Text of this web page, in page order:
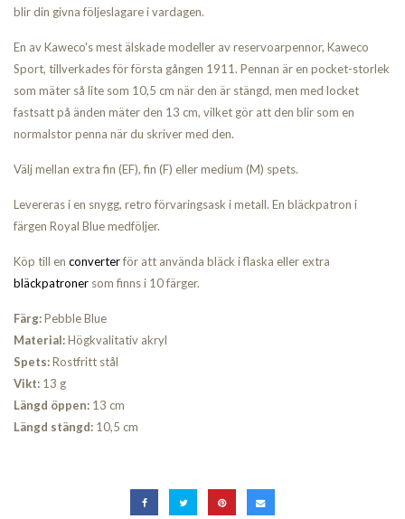
blir din givna följeslagare i vardagen.
En av Kaweco's mest älskade modeller av reservoarpennor, Kaweco
Sport, tillverkades för första gången 1911. Pennan är en pocket-storlek
som mäter så lite som 10,5 cm när den är stängd, men med locket
fastsatt på änden mäter den 13 cm, vilket gör att den blir som en
normalstor penna när du skriver med den.
Välj mellan extra fin (EF), fin (F) eller medium (M) spets.
Levereras i en snygg, retro förvaringsask i metall. En bläckpatron i
färgen Royal Blue medföljer.
Köp till en converterför att använda bläck i flaska eller extra
bläckpatroner som finns i 10 färger.
Färg:Pebble Blue
Material:Högkvalitativ akryl
Spets:Rostfritt stål
Vikt: 13 g
Längd öppen: 13 cm
Längd stängd: 10,5 cm